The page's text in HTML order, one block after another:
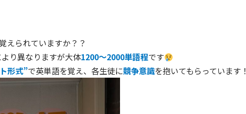
えられていますか？？
り異なりますが大体1200～2000単語程です
形式”で英単語を覚え、各生徒に競争意識を抱いてもらっています！